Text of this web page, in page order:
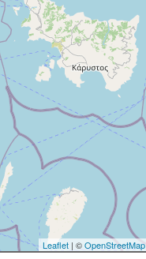
Leaflet| ©OpenStreetMap